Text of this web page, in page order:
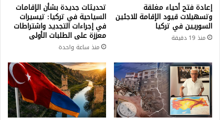
إعادة فتح أحياء مغلقة
وتسهيلات قيود الإقامة للاجئين
السوريين في تركيا
منذ 19 دقيقة
تحديثات جديدة بشأن الإقامات
السياحية في تركيا: تيسيرات
في إجراءات التجديد واشتراطات
معززة على الطلبات الأولى
منذ ساعة واحدة